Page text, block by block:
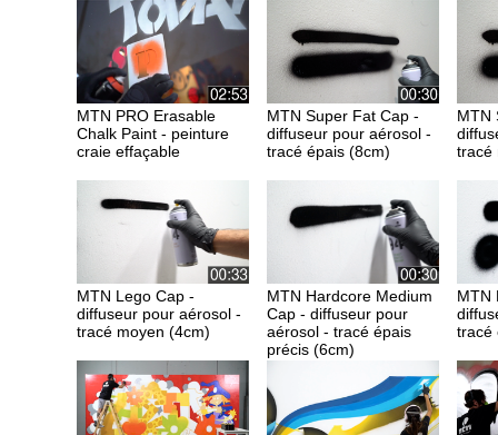
MTN PRO Erasable
Chalk Paint - peinture
craie effaçable
MTN Super Fat Cap -
diffuseur pour aérosol -
tracé épais (8cm)
MTN
tracé
MTN Lego Cap -
diffuseur pour aérosol -
tracé moyen (4cm)
MTN Hardcore Medium
Cap - diffuseur pour
aérosol - tracé épais
précis (6cm)
MTN
tracé